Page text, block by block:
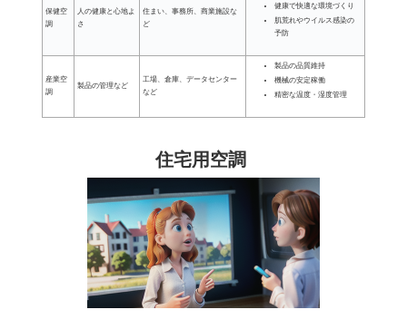
保健空
調
人の健康と心地よ
さ
住まい、事務所、商業施設な
ど
健康で快適な環境づくり
肌荒れやウイルス感染の
予防
産業空
調
製品の管理など
工場、倉庫、データセンター
など
製品の品質維持
機械の安定稼働
精密な温度・湿度管理
住宅用空調